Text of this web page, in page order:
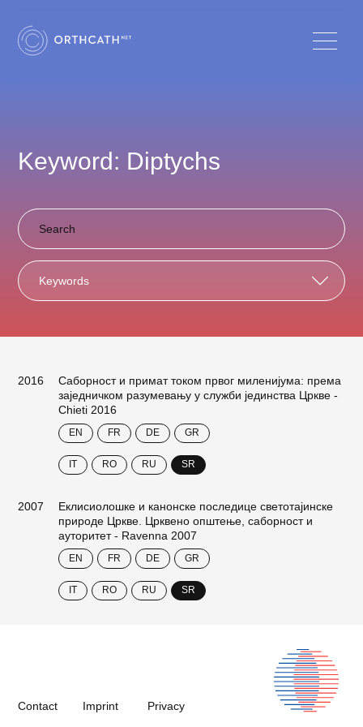
Keyword: Diptychs
Keywords
2016
Саборност и примат током првог миленијума: према
заједничком разумевању у служби јединства Цркве -
Chieti 2016
EN FR DE GR
IT RO RU SR
2007
Еклисиолошке и канонске последице светотајинске
природе Цркве. Црквено општење, саборност и
ауторитет - Ravenna 2007
EN FR DE GR
IT RO RU SR
Contact Imprint Privacy